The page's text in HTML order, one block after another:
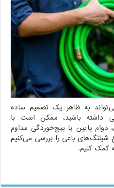
به ظاهر یک تصمیم ساده
داشته باشید، ممکن است با
دوام پایین یا پیچ‌خوردگی مداوم
شیلنگ‌های باغی را بررسی می‌کنیم
کمک کنیم.